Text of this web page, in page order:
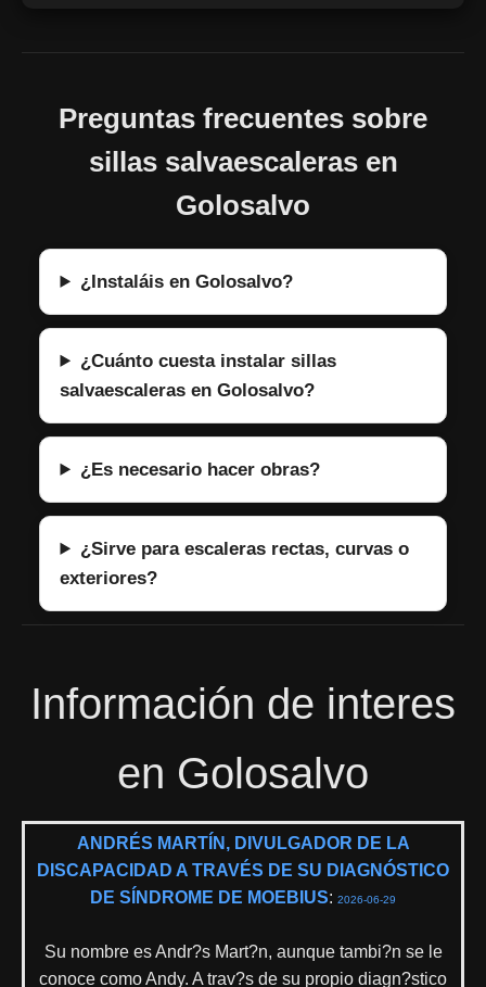
Preguntas frecuentes sobre
sillas salvaescaleras en
Golosalvo
¿Instaláis en Golosalvo?
¿Cuánto cuesta instalar sillas
salvaescaleras en Golosalvo?
¿Es necesario hacer obras?
¿Sirve para escaleras rectas, curvas o
exteriores?
Información de interes
en Golosalvo
ANDRÉS MARTÍN, DIVULGADOR DE LA
DISCAPACIDAD A TRAVÉS DE SU DIAGNÓSTICO
DE SÍNDROME DE MOEBIUS: 2026-06-29
Su nombre es Andr?s Mart?n, aunque tambi?n se le
conoce como Andy. A trav?s de su propio diagn?stico